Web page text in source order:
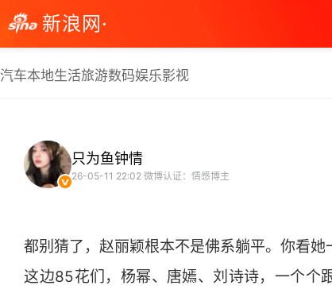
新浪网·
汽车本地生活旅游数码娱乐影视
只为鱼钟情
26-05-11 22:02 微博认证：情感博主
都别猜了，赵丽颖根本不是佛系躺平。你看她
这边85花们，杨幂、唐嫣、刘诗诗，一个个